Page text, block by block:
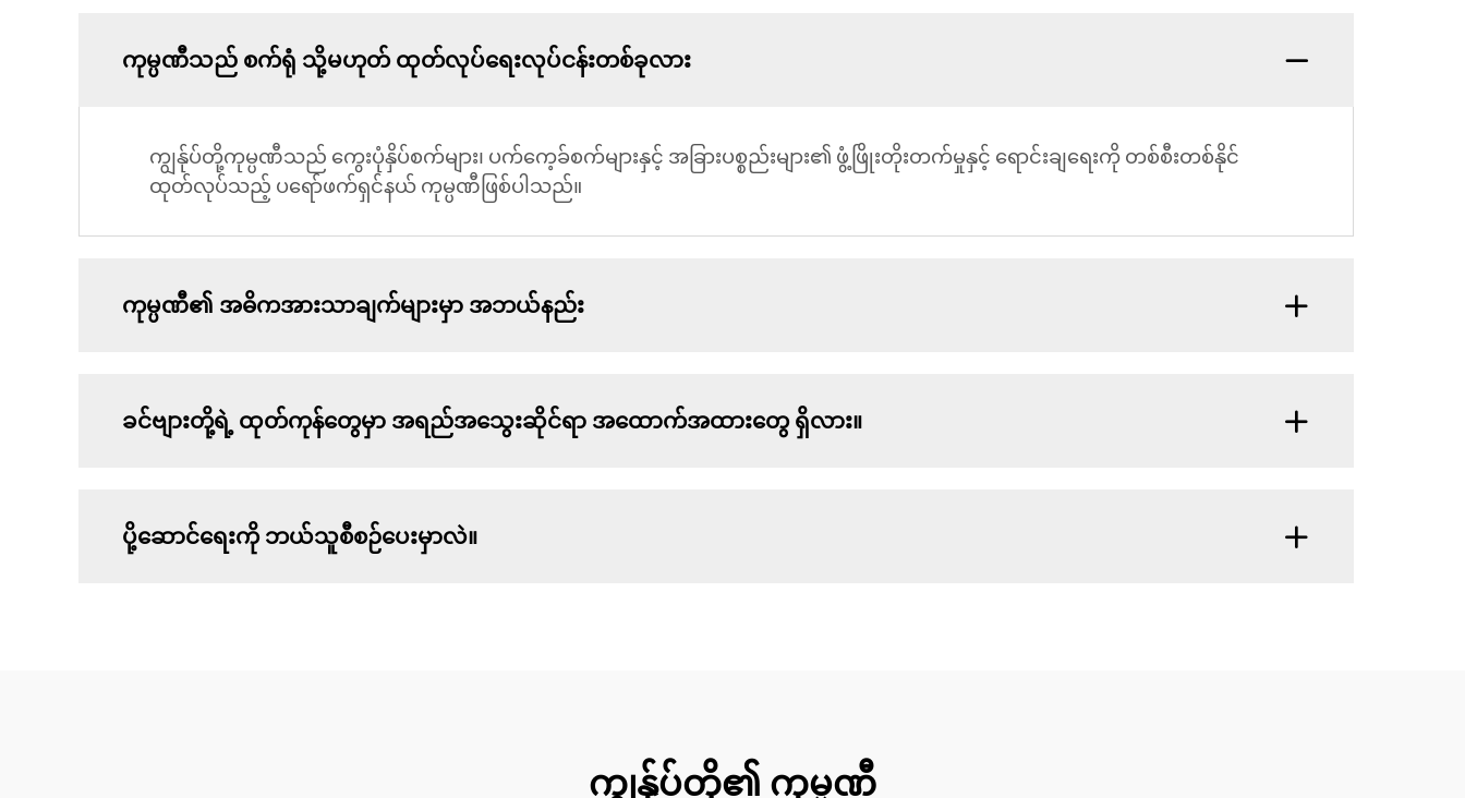
ကုမ္ပဏီသည် စက်ရုံ သို့မဟုတ် ထုတ်လုပ်ရေးလုပ်ငန်းတစ်ခုလား
ကျွန်ုပ်တို့ကုမ္ပဏီသည် ကွေးပုံနှိပ်စက်များ၊ ပက်ကေ့ခ်စက်များနှင့် အခြားပစ္စည်းများ၏ ဖွံ့ဖြိုးတိုးတက်မှုနှင့် ရောင်းချရေးကို တစ်စီးတစ်နိုင်
ထုတ်လုပ်သည့် ပရော်ဖက်ရှင်နယ် ကုမ္ပဏီဖြစ်ပါသည်။
ကုမ္ပဏီ၏ အဓိကအားသာချက်များမှာ အဘယ်နည်း
ခင်ဗျားတို့ရဲ့ ထုတ်ကုန်တွေမှာ အရည်အသွေးဆိုင်ရာ အထောက်အထားတွေ ရှိလား။
ပို့ဆောင်ရေးကို ဘယ်သူစီစဉ်ပေးမှာလဲ။
ကျွန်ုပ်တို့၏ ကုမ္ပဏီ